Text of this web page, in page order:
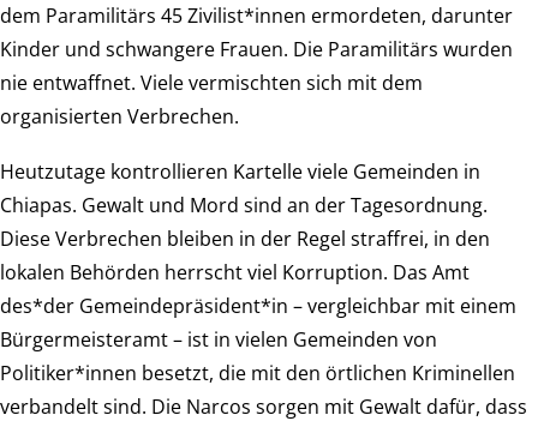
dem Paramilitärs 45 Zivilist*innen ermordeten, darunter
Kinder und schwangere Frauen. Die Paramilitärs wurden
nie entwaffnet. Viele vermischten sich mit dem
organisierten Verbrechen.
Heutzutage kontrollieren Kartelle viele Gemeinden in
Chiapas. Gewalt und Mord sind an der Tagesordnung.
Diese Verbrechen bleiben in der Regel straffrei, in den
lokalen Behörden herrscht viel Korruption. Das Amt
des*der Gemeindepräsident*in – vergleichbar mit einem
Bürgermeisteramt – ist in vielen Gemeinden von
Politiker*innen besetzt, die mit den örtlichen Kriminellen
verbandelt sind. Die Narcos sorgen mit Gewalt dafür, dass